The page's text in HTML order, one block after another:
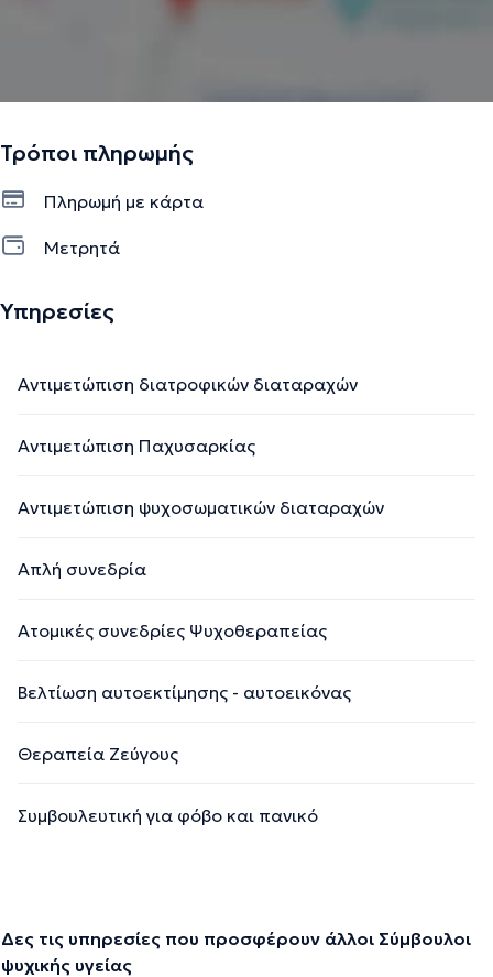
Τρόποι πληρωμής
Πληρωμή με κάρτα
Μετρητά
Υπηρεσίες
Αντιμετώπιση διατροφικών διαταραχών
Αντιμετώπιση Παχυσαρκίας
Αντιμετώπιση ψυχοσωματικών διαταραχών
Απλή συνεδρία
Ατομικές συνεδρίες Ψυχοθεραπείας
Βελτίωση αυτοεκτίμησης - αυτοεικόνας
Θεραπεία Ζεύγους
Συμβουλευτική για φόβο και πανικό
Δες τις υπηρεσίες που προσφέρουν άλλοι Σύμβουλοι
ψυχικής υγείας